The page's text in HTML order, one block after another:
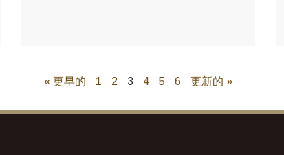
« 更早的 1 2 3 4 5 6 更新的 »